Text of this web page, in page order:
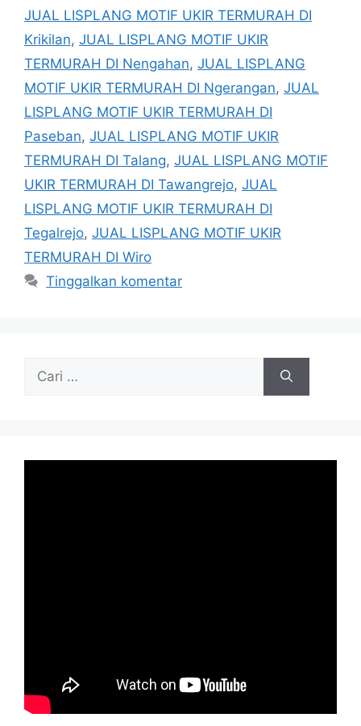
JUAL LISPLANG MOTIF UKIR TERMURAH DI
Krikilan, JUAL LISPLANG MOTIF UKIR
TERMURAH DI Nengahan, JUAL LISPLANG
MOTIF UKIR TERMURAH DI Ngerangan, JUAL
LISPLANG MOTIF UKIR TERMURAH DI
Paseban, JUAL LISPLANG MOTIF UKIR
TERMURAH DI Talang, JUAL LISPLANG MOTIF
UKIR TERMURAH DI Tawangrejo, JUAL
LISPLANG MOTIF UKIR TERMURAH DI
Tegalrejo, JUAL LISPLANG MOTIF UKIR
TERMURAH DI Wiro
Tinggalkan komentar
untuk: